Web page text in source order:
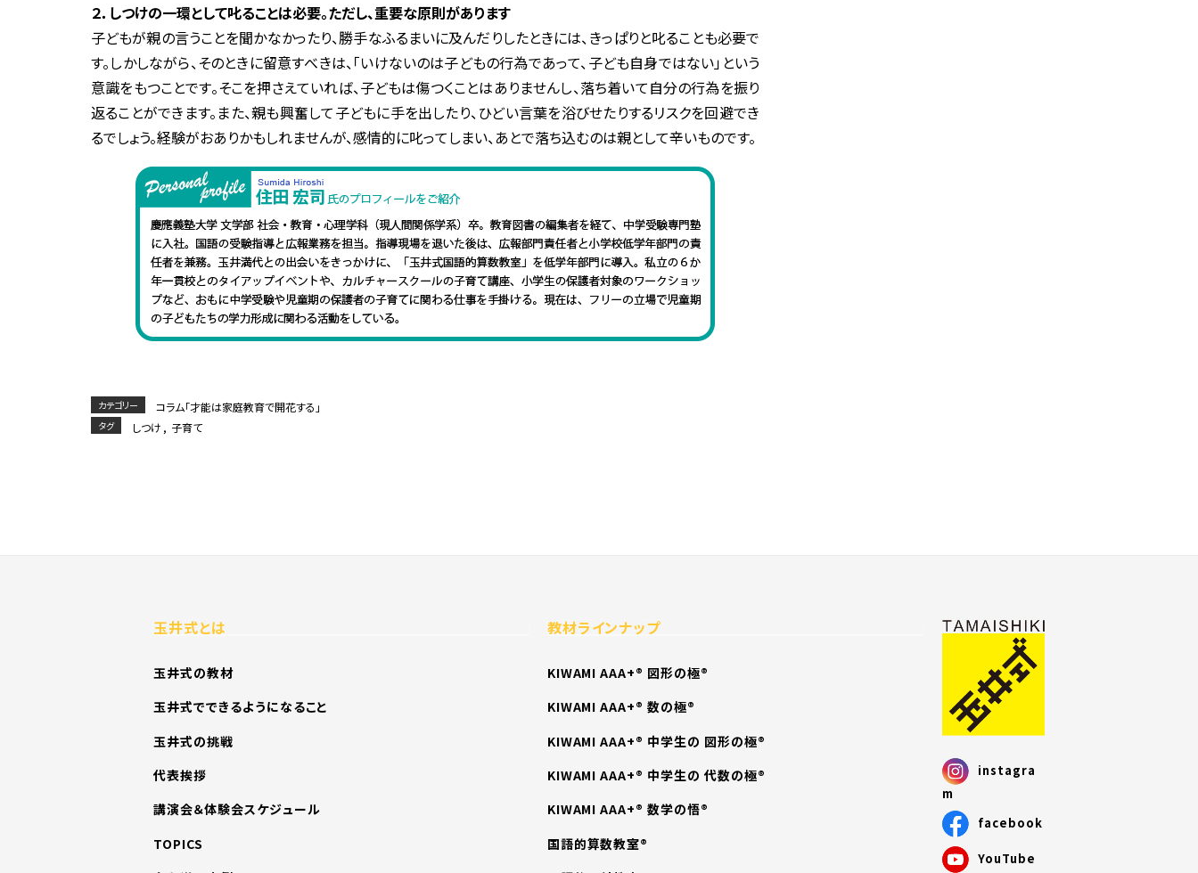
２．しつけの一環として叱ることは必要。ただし、重要な原則があります
子どもが親の言うことを聞かなかったり、勝手なふるまいに及んだりしたときには、きっぱりと叱ることも必要で
す。しかしながら、そのときに留意すべきは、「いけないのは子どもの行為であって、子ども自身ではない」という
意識をもつことです。そこを押さえていれば、子どもは傷つくことはありませんし、落ち着いて自分の行為を振り
返ることができます。また、親も興奮して子どもに手を出したり、ひどい言葉を浴びせたりするリスクを回避でき
るでしょう。経験がおありかもしれませんが、感情的に叱ってしまい、あとで落ち込むのは親として辛いものです。
カテゴリー コラム「才能は家庭教育で開花する」
タグ しつけ , 子育て
玉井式とは
玉井式の教材
玉井式でできるようになること
玉井式の挑戦
代表挨拶
講演会＆体験会スケジュール
TOPICS
教材ラインナップ
KIWAMI AAA+® 図形の極®
KIWAMI AAA+® 数の極®
KIWAMI AAA+® 中学生の 図形の極®
KIWAMI AAA+® 中学生の 代数の極®
KIWAMI AAA+® 数学の悟®
国語的算数教室®
instagra
m
facebook
YouTube